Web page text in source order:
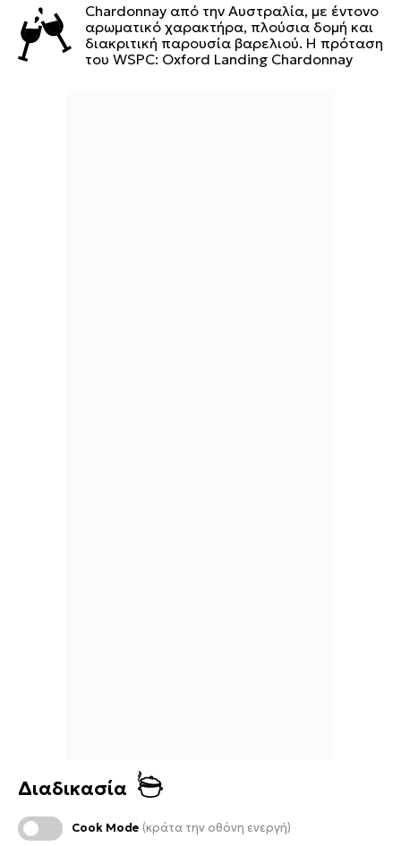
Chardonnay από την Αυστραλία, με έντονο
αρωματικό χαρακτήρα, πλούσια δομή και
διακριτική παρουσία βαρελιού. Η πρόταση
του WSPC: Oxford Landing Chardonnay
Διαδικασία
Cook Mode (κράτα την οθόνη ενεργή)